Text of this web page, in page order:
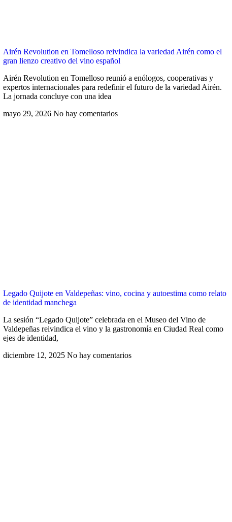
Airén Revolution en Tomelloso reivindica la variedad Airén como el
gran lienzo creativo del vino español
Airén Revolution en Tomelloso reunió a enólogos, cooperativas y
expertos internacionales para redefinir el futuro de la variedad Airén.
La jornada concluye con una idea
mayo 29, 2026No hay comentarios
Legado Quijote en Valdepeñas: vino, cocina y autoestima como relato
de identidad manchega
La sesión “Legado Quijote” celebrada en el Museo del Vino de
Valdepeñas reivindica el vino y la gastronomía en Ciudad Real como
ejes de identidad,
diciembre 12, 2025No hay comentarios